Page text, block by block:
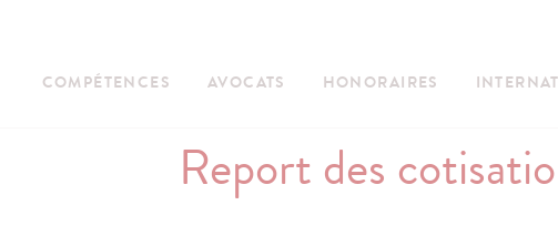
COMPÉTENCES AVOCATS HONORAIRES
Report des